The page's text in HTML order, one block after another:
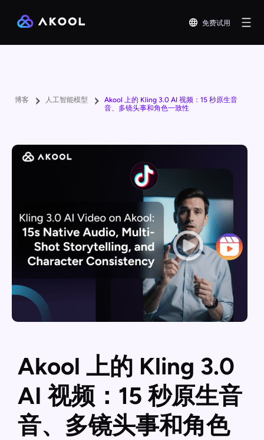
免费试用
博客 人工智能模型
Akool 上的 Kling 3.0 AI 视频：15 秒原生音
音、多镜头事和角色一致性
Akool 上的 Kling 3.0
AI 视频：15 秒原生音
音、多镜头事和角色